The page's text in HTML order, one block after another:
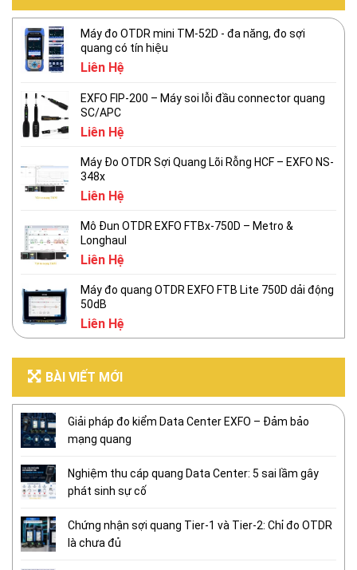
Máy đo OTDR mini TM-52D - đa năng, đo sợi
quang có tín hiệu
Liên Hệ
EXFO FIP-200 – Máy soi lỗi đầu connector quang
SC/APC
Liên Hệ
Máy Đo OTDR Sợi Quang Lõi Rỗng HCF – EXFO NS-
348x
Liên Hệ
Mô Đun OTDR EXFO FTBx-750D – Metro &
Longhaul
Liên Hệ
Máy đo quang OTDR EXFO FTB Lite 750D dải động
50dB
Liên Hệ
BÀI VIẾT MỚI
Giải pháp đo kiểm Data Center EXFO – Đảm bảo
mạng quang
Nghiệm thu cáp quang Data Center: 5 sai lầm gây
phát sinh sự cố
Chứng nhận sợi quang Tier-1 và Tier-2: Chỉ đo OTDR
là chưa đủ